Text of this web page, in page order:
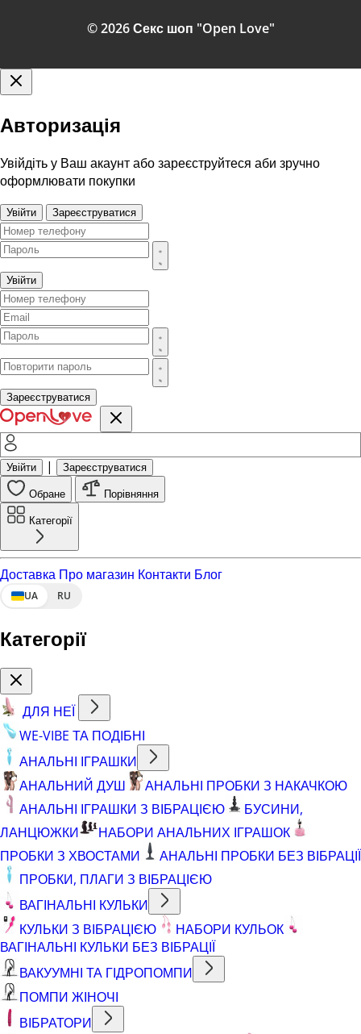
© 2026 Секс шоп "Open Love"
Авторизація
Увійдіть у Ваш акаунт або зареєструйтеся аби зручно
оформлювати покупки
Увійти Зареєструватися
Увійти
Зареєструватися
Увійти | Зареєструватися
Обране Порівняння
Категорії
Доставка Про магазин Контакти Блог
UA RU
Категорії
ДЛЯ НЕЇ
WE-VIBE ТА ПОДІБНІ
АНАЛЬНІ ІГРАШКИ
АНАЛЬНИЙ ДУШ
АНАЛЬНІ ПРОБКИ З НАКАЧКОЮ
АНАЛЬНІ ІГРАШКИ З ВІБРАЦІЄЮ
БУСИНИ,
ЛАНЦЮЖКИ
НАБОРИ АНАЛЬНИХ ІГРАШОК
ПРОБКИ З ХВОСТАМИ
АНАЛЬНІ ПРОБКИ БЕЗ ВІБРАЦІЇ
ПРОБКИ, ПЛАГИ З ВІБРАЦІЄЮ
ВАГІНАЛЬНІ КУЛЬКИ
КУЛЬКИ З ВІБРАЦІЄЮ
НАБОРИ КУЛЬОК
ВАГІНАЛЬНІ КУЛЬКИ БЕЗ ВІБРАЦІЇ
ВАКУУМНІ ТА ГІДРОПОМПИ
ПОМПИ ЖІНОЧІ
ВІБРАТОРИ